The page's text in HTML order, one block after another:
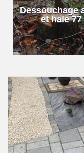
Dessouchage
et haie 77